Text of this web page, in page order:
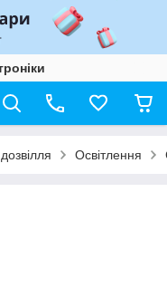
Освітлення